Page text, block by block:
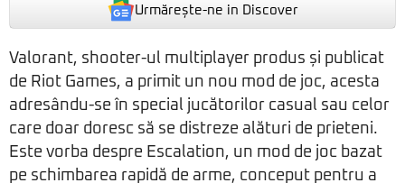
Urmărește-ne in Discover
Valorant, shooter-ul multiplayer produs și publicat
de Riot Games, a primit un nou mod de joc, acesta
adresându-se în special jucătorilor casual sau celor
care doar doresc să se distreze alături de prieteni.
Este vorba despre Escalation, un mod de joc bazat
pe schimbarea rapidă de arme, conceput pentru a